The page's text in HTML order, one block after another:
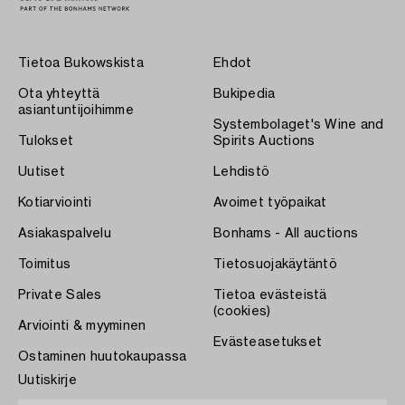
Tietoa Bukowskista
Ota yhteyttä
asiantuntijoihimme
Tulokset
Uutiset
Kotiarviointi
Asiakaspalvelu
Toimitus
Private Sales
Arviointi & myyminen
Ostaminen huutokaupassa
Ehdot
Bukipedia
Systembolaget's Wine and
Spirits Auctions
Lehdistö
Avoimet työpaikat
Bonhams - All auctions
Tietosuojakäytäntö
Tietoa evästeistä
(cookies)
Evästeasetukset
Uutiskirje